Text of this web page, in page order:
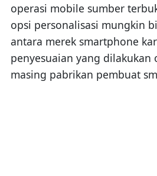
operasi mobile sumber
opsi personalisasi mungkin
antara merek smartphone
penyesuaian yang dilakukan
masing pabrikan pembuat